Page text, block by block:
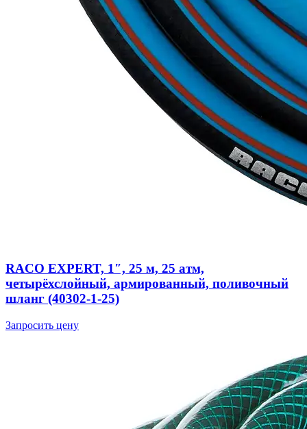
RACO EXPERT, 1″, 25 м, 25 атм,
четырёхслойный, армированный, поливочный
шланг (40302-1-25)
Запросить цену